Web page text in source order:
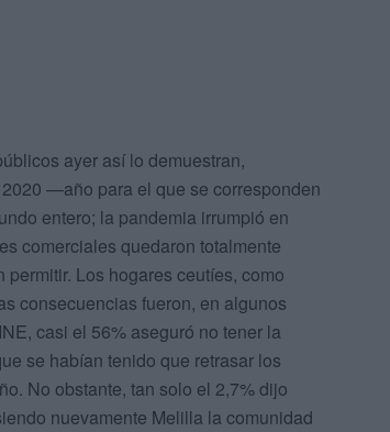
ayer así lo demuestran,
—año para el que se corresponden
entero; la pandemia irrumpió en
comerciales quedaron totalmente
Los hogares ceutíes, como
consecuencias fueron, en algunos
casi el 56% aseguró no tener la
se habían tenido que retrasar los
No obstante, tan solo el 2,7% dijo
nuevamente Melilla la comunidad